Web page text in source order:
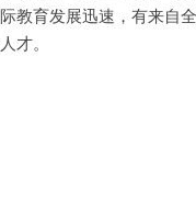
教育发展迅速，有来自
才。